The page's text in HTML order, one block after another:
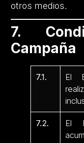
otros medios.
7.
Campaña
7.1.
El
7.2.
El